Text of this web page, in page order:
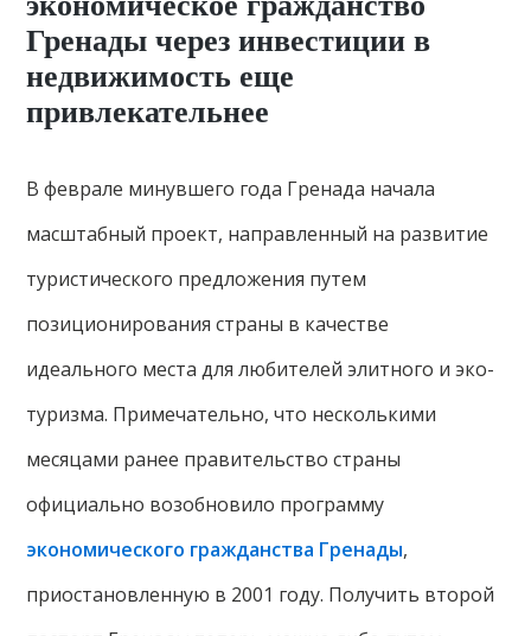
Гренады через инвестиции в
недвижимость еще
привлекательнее
В феврале минувшего года Гренада начала
масштабный проект, направленный на развитие
туристического предложения путем
позиционирования страны в качестве
идеального места для любителей элитного и эко-
туризма. Примечательно, что несколькими
месяцами ранее правительство страны
официально возобновило программу
экономического гражданства Гренады,
приостановленную в 2001 году. Получить второй